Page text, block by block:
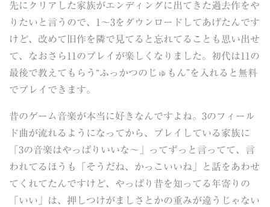
先にクリアした家族がエンディングに出てきた過去作をや
りたいと言うので、1～3をダウンロードしてあげたんです
けど、改めて旧作を隣で見てると忘れてることも思い出せ
て、なおさら11のプレイが楽しくなりました。初代は11の
最後で教えてもらう“ふっかつのじゅもん”を入れると無料
でプレイできます。
昔のゲーム音楽が本当に好きなんですよね。3のフィール
ド曲が流れるようになってから、プレイしている家族に
「3の音楽はやっぱりいいな～」ってずっと言ってて、言
われてるほうも「そうだね、かっこいいね」と話をあわせ
てくれてたんですけど、やっぱり昔を知ってる年寄りの
「いい」は、押しつけがましさとかの重みが違うじゃない